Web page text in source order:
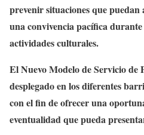
prevenir situaciones que
una convivencia pacífica
actividades culturales.
El Nuevo Modelo de Servicio de
desplegado en los diferentes
con el fin de ofrecer una
eventualidad que pueda